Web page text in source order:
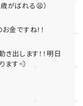
がばれる😫）
金ですね！！
出します！！明日
ます💨